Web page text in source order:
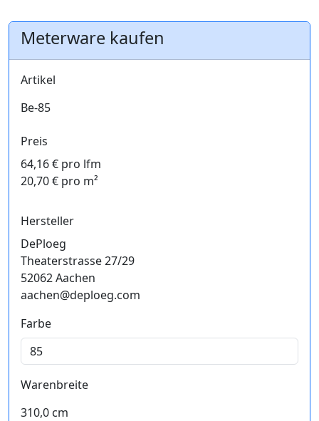
Meterware kaufen
Artikel
Be-85
Preis
64,16 € pro lfm
20,70 € pro m²
Hersteller
DePloeg
Theaterstrasse 27/29
52062 Aachen
aachen@deploeg.com
Farbe
Warenbreite
310,0 cm